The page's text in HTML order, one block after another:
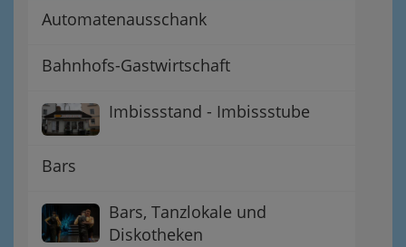
Automatenausschank
Bahnhofs-Gastwirtschaft
Imbissstand - Imbissstube
Bars
Bars, Tanzlokale und
Diskotheken